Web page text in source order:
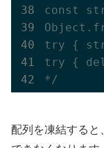
const
try {
try {
*/
配列を凍結すると